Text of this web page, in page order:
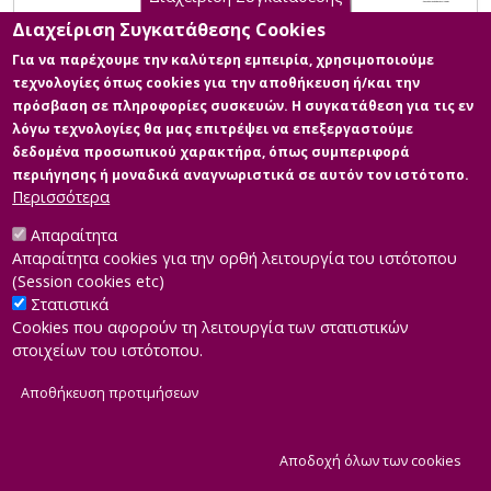
Developed byINTEROPTICS
Διαχείριση Συγκατάθεσης Cookies
Για να παρέχουμε την καλύτερη εμπειρία, χρησιμοποιούμε
τεχνολογίες όπως cookies για την αποθήκευση ή/και την
πρόσβαση σε πληροφορίες συσκευών. Η συγκατάθεση για τις εν
λόγω τεχνολογίες θα μας επιτρέψει να επεξεργαστούμε
δεδομένα προσωπικού χαρακτήρα, όπως συμπεριφορά
περιήγησης ή μοναδικά αναγνωριστικά σε αυτόν τον ιστότοπο.
Περισσότερα
Απαραίτητα
Απαραίτητα cookies για την ορθή λειτουργία του ιστότοπου
(Session cookies etc)
Στατιστικά
Cookies που αφορούν τη λειτουργία των στατιστικών
στοιχείων του ιστότοπου.
Αποθήκευση προτιμήσεων
Αποδοχή όλων των cookies